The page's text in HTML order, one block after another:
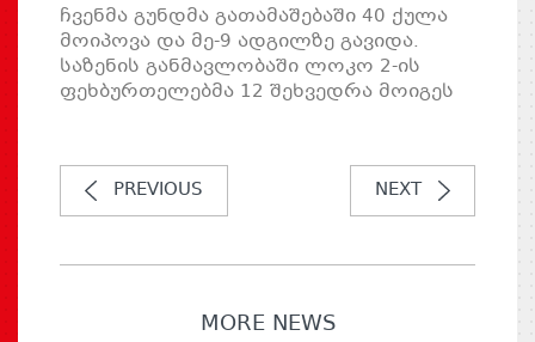
ჩვენმა გუნდმა გათამაშებაში 40 ქულა
მოიპოვა და მე-9 ადგილზე გავიდა.
საზენის განმავლობაში ლოკო 2-ის
ფეხბურთელებმა 12 შეხვედრა მოიგეს
PREVIOUS NEXT
MORE NEWS